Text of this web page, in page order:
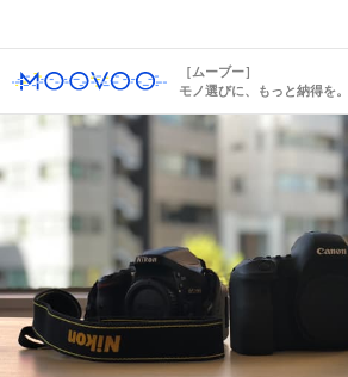
［ムーブー］
モノ選びに、もっと納得を。